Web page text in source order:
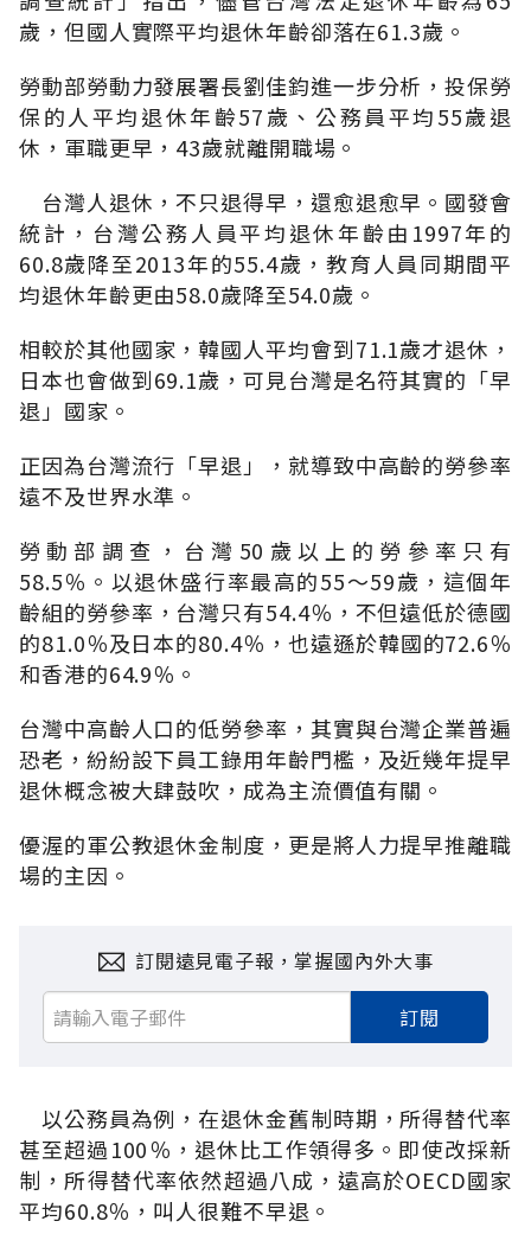
歲，但國人實際平均退休年齡卻落在61.3歲。
勞動部勞動力發展署長劉佳鈞進一步分析，投保勞
保的人平均退休年齡57歲、公務員平均55歲退
休，軍職更早，43歲就離開職場。
台灣人退休，不只退得早，還愈退愈早。國發會
統計，台灣公務人員平均退休年齡由1997年的
60.8歲降至2013年的55.4歲，教育人員同期間平
均退休年齡更由58.0歲降至54.0歲。
相較於其他國家，韓國人平均會到71.1歲才退休，
日本也會做到69.1歲，可見台灣是名符其實的「早
退」國家。
正因為台灣流行「早退」，就導致中高齡的勞參率
遠不及世界水準。
勞動部調查，台灣50歲以上的勞參率只有
58.5％。以退休盛行率最高的55～59歲，這個年
齡組的勞參率，台灣只有54.4％，不但遠低於德國
的81.0％及日本的80.4％，也遠遜於韓國的72.6％
和香港的64.9％。
台灣中高齡人口的低勞參率，其實與台灣企業普遍
恐老，紛紛設下員工錄用年齡門檻，及近幾年提早
退休概念被大肆鼓吹，成為主流價值有關。
優渥的軍公教退休金制度，更是將人力提早推離職
場的主因。
訂閱遠見電子報，掌握國內外大事
訂閱
以公務員為例，在退休金舊制時期，所得替代率
甚至超過100％，退休比工作領得多。即使改採新
制，所得替代率依然超過八成，遠高於OECD國家
平均60.8％，叫人很難不早退。